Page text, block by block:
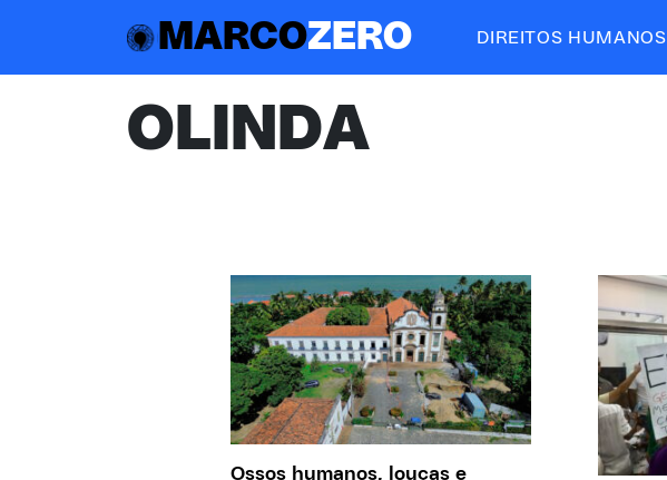
MARCOZERO DIREITOS HUMANOS
OLINDA
Ossos humanos, louças e